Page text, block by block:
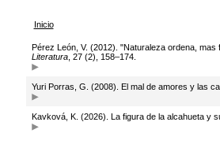
Inicio
Pérez León, V. (2012). "Naturaleza ordena,
Literatura, 27 (2), 158–174.
Yuri Porras, G. (2008). El mal de amores y las
Kavková, K. (2026). La figura de la alcahueta y